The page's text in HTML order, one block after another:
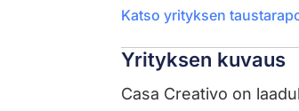
Katso yrityksen
Yrityksen kuvaus
Casa Creativo on